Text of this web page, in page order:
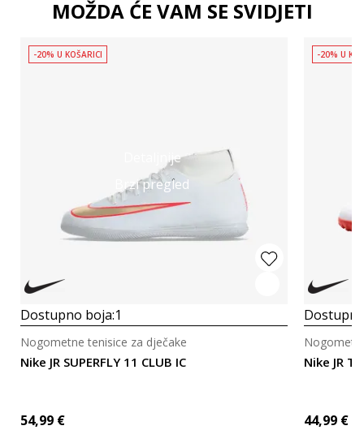
MOŽDA ĆE VAM SE SVIDJETI
Detaljnije
Brzi pregled
-20% U KOŠARICI
Dostupno boja:1
Nike JR SUPERFLY 11 CLUB IC
Nogometne tenisice za dječake
54,99 €
-20% U
Nike JR
44,99 €